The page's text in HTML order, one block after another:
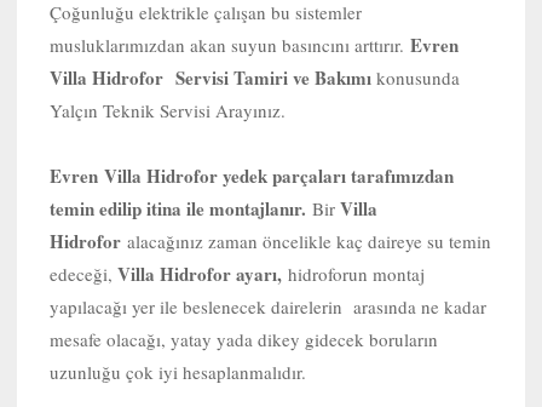
Çoğunluğu elektrikle çalışan bu sistemler
musluklarımızdan akan suyun basıncını arttırır. Evren
Villa Hidrofor Servisi Tamiri ve Bakımı konusunda
Yalçın Teknik Servisi Arayınız.
Evren Villa Hidrofor yedek parçaları tarafımızdan
temin edilip itina ile montajlanır. Bir Villa
Hidrofor alacağınız zaman öncelikle kaç daireye su temin
edeceği, Villa Hidrofor ayarı, hidroforun montaj
yapılacağı yer ile beslenecek dairelerin arasında ne kadar
mesafe olacağı, yatay yada dikey gidecek boruların
uzunluğu çok iyi hesaplanmalıdır.